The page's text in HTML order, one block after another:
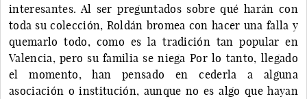
interesantes. Al ser preguntados sobre qué harán con
toda su colección, Roldán bromea con hacer una falla y
quemarlo todo, como es la tradición tan popular en
Valencia, pero su familia se niega Por lo tanto, llegado
el momento, han pensado en cederla a alguna
asociación o institución, aunque no es algo que hayan